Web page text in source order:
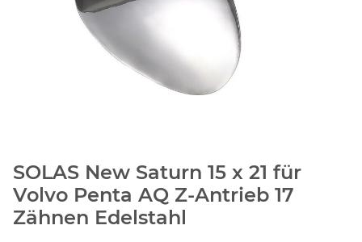
SOLAS New Saturn 15 x 21 für
Volvo Penta AQ Z-Antrieb 17
Zähnen Edelstahl